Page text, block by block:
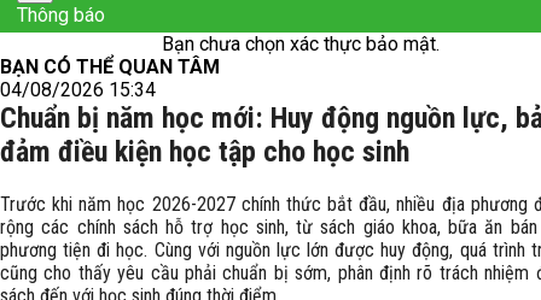
Thông báo
Bạn chưa chọn xác thực bảo mật.
BẠN CÓ THỂ QUAN TÂM
04/08/2026 15:34
Chuẩn bị năm học mới: Huy động nguồn lực,
đảm điều kiện học tập cho học sinh
Trước khi năm học 2026-2027 chính thức bắt đầu, nhiều địa phương
rộng các chính sách hỗ trợ học sinh, từ sách giáo khoa, bữa ăn
phương tiện đi học. Cùng với nguồn lực lớn được huy động, quá trình
cũng cho thấy yêu cầu phải chuẩn bị sớm, phân định rõ trách nhiệm